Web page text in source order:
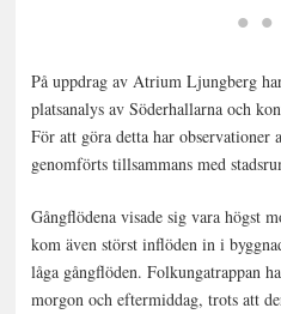
På uppdrag av Atrium Ljungberg
platsanalys av Söderhallarna och
För att göra detta har observationer
genomförts tillsammans med
Gångflödena visade sig vara högst
kom även störst inflöden in i
låga gångflöden. Folkungatrappan
morgon och eftermiddag, trots att